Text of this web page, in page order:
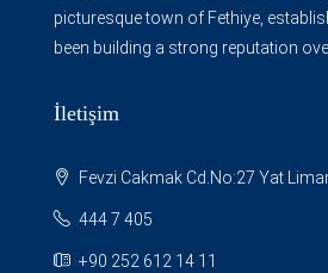
picturesque town of Fethiye,
been building a strong reputation
İletişim
Fevzi Cakmak Cd.No:27 Yat
444 7 405
+90 252 612 14 11